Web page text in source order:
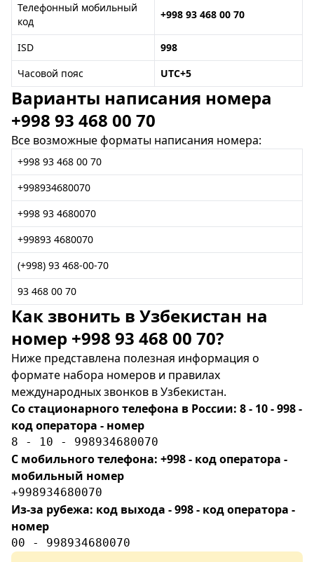
Телефонный мобильный
код
+998 93 468 00 70
ISD
998
Часовой пояс
UTC+5
Варианты написания номера
+998 93 468 00 70
Все возможные форматы написания номера:
+998 93 468 00 70
+998934680070
+998 93 4680070
+99893 4680070
(+998) 93 468-00-70
93 468 00 70
Как звонить в Узбекистан на
номер +998 93 468 00 70?
Ниже представлена полезная информация о
формате набора номеров и правилах
международных звонков в Узбекистан.
Со стационарного телефона в России: 8 - 10 - 998 -
код оператора - номер
8 - 10 - 998934680070
С мобильного телефона: +998 - код оператора -
мобильный номер
+998934680070
Из-за рубежа: код выхода - 998 - код оператора -
номер
00 - 998934680070